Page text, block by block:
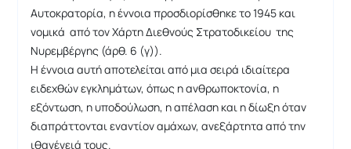
Αυτοκρατορία, η έννοια προσδιορίσθηκε το 1945 και
νομικά από τον Χάρτη Διεθνούς Στρατοδικείου της
Νυρεμβέργης (άρθ. 6 (γ)).
Η έννοια αυτή αποτελείται από μια σειρά ιδιαίτερα
ειδεχθών εγκλημάτων, όπως η ανθρωποκτονία, η
εξόντωση, η υποδούλωση, η απέλαση και η δίωξη όταν
διαπράττονται εναντίον αμάχων, ανεξάρτητα από την
ιθαγένειά τους.